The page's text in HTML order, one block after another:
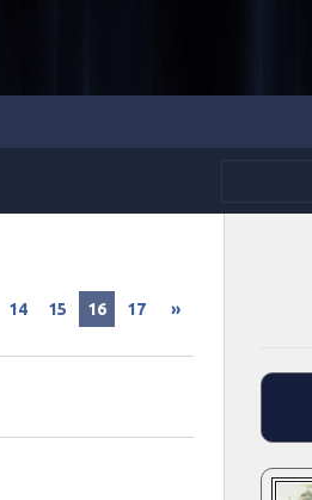
14 15 16 17 »